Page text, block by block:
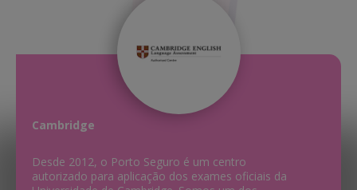
Cambridge
Desde 2012, o Porto Seguro é um centro
autorizado para aplicação dos exames oficiais da